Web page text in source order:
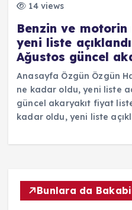
14 views
Benzin ve
yeni liste
Ağustos güncel
Anasayfa Özgün Özgün
ne kadar oldu, yeni liste
güncel akaryakıt fiyat
kadar oldu, yeni liste
Bunlara da